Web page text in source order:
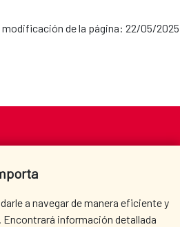
modificación de la página: 22/05/2025
a navegar de manera eficiente y
información detallada